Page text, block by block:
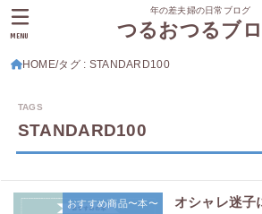
年の差夫婦の日常ブログ
つるおつるブ
MENU
HOME タグ : STANDARD100
STANDARD100
おすすめ商品〜本〜
オシャレ迷子